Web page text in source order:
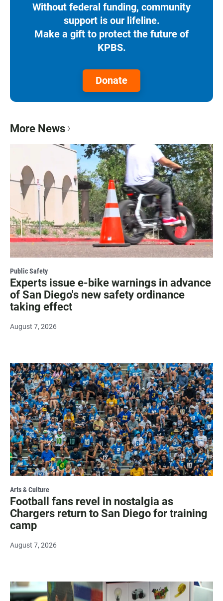
Without federal funding, community
support is our lifeline.
Make a gift to protect the future of
KPBS.
Donate
More News
Public Safety
Experts issue e-bike warnings in advance
of San Diego's new safety ordinance
taking effect
August 7, 2026
Arts & Culture
Football fans revel in nostalgia as
Chargers return to San Diego for training
camp
August 7, 2026